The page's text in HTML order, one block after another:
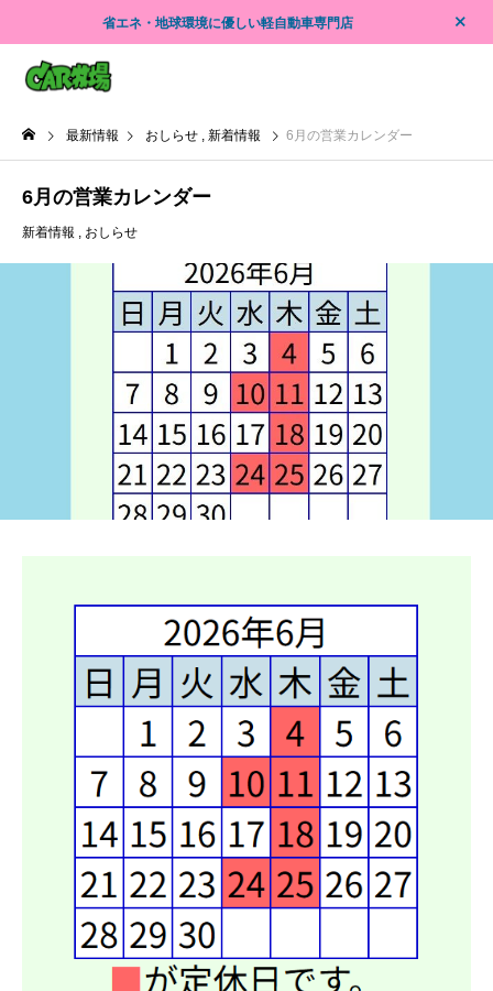
省エネ・地球環境に優しい軽自動車専門店
最新情報 おしらせ 新着情報 6月の営業カレンダー
6月の営業カレンダー
新着情報 おしらせ